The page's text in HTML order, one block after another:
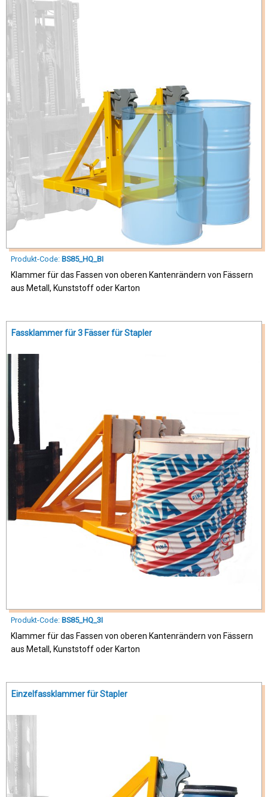
Produkt-Code: BS85_HQ_BI
Klammer für das Fassen von oberen Kantenrändern von Fässern
aus Metall, Kunststoff oder Karton
Fassklammer für 3 Fässer für Stapler
Produkt-Code: BS85_HQ_3I
Klammer für das Fassen von oberen Kantenrändern von Fässern
aus Metall, Kunststoff oder Karton
Einzelfassklammer für Stapler